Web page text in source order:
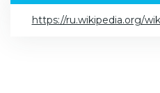
https://ru.wikipedia.org/